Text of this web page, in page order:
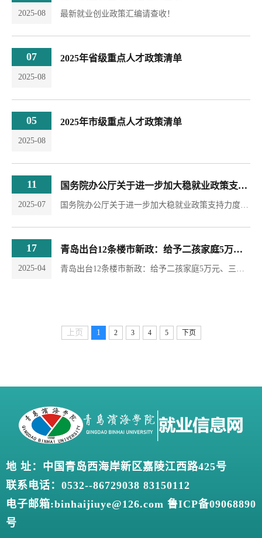
2025-08 最新就业创业政策汇编请查收！
07
2025-08
2025年省级重点人才政策清单
05
2025-08
2025年市级重点人才政策清单
11
2025-07
国务院办公厅关于进一步加大稳就业政策支持力度的通知
17
2025-04
青岛出台12条楼市新政：给予二孩家庭5万元、三孩家庭10万元购房补贴
上页 1 2 3 4 5 下页
地 址：中国青岛西海岸新区嘉陵江西路425号
联系电话：0532--86729038 83150112
电子邮箱:binhaijiuye@126.com 鲁ICP备09068890
号